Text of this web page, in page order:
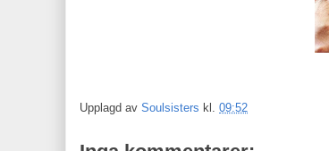
Upplagd av Soulsisters kl. 09:52